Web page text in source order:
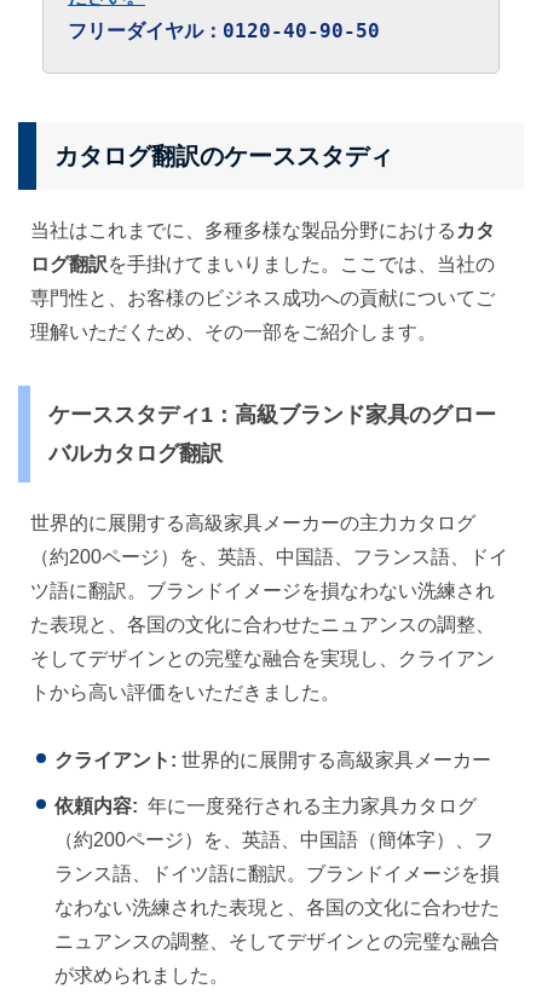
フリーダイヤル：0120-40-90-50
カタログ翻訳のケーススタディ
当社はこれまでに、多種多様な製品分野における カタ
ログ翻訳を手掛けてまいりました。ここでは、当社の
専門性と、お客様のビジネス成功への貢献についてご
理解いただくため、その一部をご紹介します。
ケーススタディ1：高級ブランド家具のグロー
バルカタログ翻訳
世界的に展開する高級家具メーカーの主力カタログ
（約200ページ）を、英語、中国語、フランス語、ドイ
ツ語に翻訳。ブランドイメージを損なわない洗練され
た表現と、各国の文化に合わせたニュアンスの調整、
そしてデザインとの完璧な融合を実現し、クライアン
トから高い評価をいただきました。
クライアント: 世界的に展開する高級家具メーカー
依頼内容: 年に一度発行される主力家具カタログ
（約200ページ）を、英語、中国語（簡体字）、フ
ランス語、ドイツ語に翻訳。ブランドイメージを損
なわない洗練された表現と、各国の文化に合わせた
ニュアンスの調整、そしてデザインとの完璧な融合
が求められました。